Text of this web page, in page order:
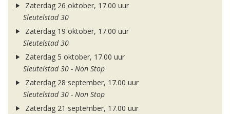
Zaterdag 26 oktober, 17.00 uur
Sleutelstad 30
Zaterdag 19 oktober, 17.00 uur
Sleutelstad 30
Zaterdag 5 oktober, 17.00 uur
Sleutelstad 30 - Non Stop
Zaterdag 28 september, 17.00 uur
Sleutelstad 30 - Non Stop
Zaterdag 21 september, 17.00 uur